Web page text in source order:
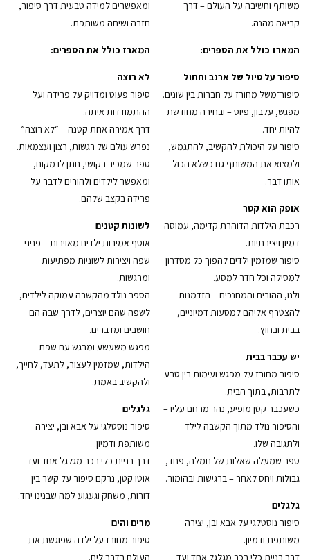
משותף וחשיבה על העולם – דרך
קריאה מהנה.
המארז כולל את הספרים:
סיפור על טיול של ארנב וחתול
סיפור־משל מחורז על חברות בין שונים.
מפגש, עלבון, פיוס – ובחירה מחודשת
להיות יחד.
סיפור על היכולת להקשיב, להתגמש,
ולמצוא את המשותף גם כשלא הכול
אותו דבר.
אופק הוא קטר
רכבת הילדות הדוהרת קדימה, עמוסה
דמיון ויצירתיות.
סיפור שמזמין ילדים להפוך כל מסדרון
למסילה וכל חדר למסע.
ולנו, ההורים והמחנכים – הזדמנות
להצטרף אליהם למסעות דמיוניים,
בבית ובחוץ.
יש עכבר בבית
סיפור מחורז על מפגש ועימות בין טבע
לתרבות, בתוך הבית.
כשעכבר קטן מופיע, נהר מרחם עליו –
והסיפור נולד מתוך הקשבה לילד
ולתגובה שלו.
ספר שמעלה שאלות של חמלה, פחד,
גבולות ויחס לאחר – ברגישות ובהומור.
גלגלים
סיפור נוסטלגי על אבא ובן, יצירה
משותפת ודמיון.
דרך בניית כלי רכב מגלגל אחד ועד
ומאפשרים למידה טבעית דרך סיפור,
חזרה ושיחה משותפת.
המארז כולל את הספרים:
לא רוצה
סיפור פעוט ומדויק על פרידה ועל
ההתמודדות איתה.
דרך אמירה אחת קטנה – “לא רוצה” –
נפרש עולם של רגשות, רצון ועצמאות.
ספר שמכיר בקושי, נותן לו מקום,
ומאפשר לילדים ולהורים לדבר על
פרידה בקצב שלהם.
לשונות קטנים
אוסף אמירות ילדים מאוירות – פניני
שפה ויצירות לשוניות מפתיעות
ומרגשות.
הספר נולד מהקשבה עמוקה לילדים,
לשפה שהם יוצרים, לדרך שבה הם
חושבים ומדברים.
מפגש משעשע ומרגש עם שפת
הילדות, שמזמין לעצור, לתעד, לחייך,
ולהקשיב באמת.
גלגלים
סיפור נוסטלגי על אבא ובן, יצירה
משותפת ודמיון.
דרך בניית כלי רכב מגלגל אחד ועד
אוטו קטן, נרקם סיפור על קשר בין
דורות, משחק וגעגוע למה שבנינו יחד.
מרים והים
סיפור מחורז על ילדה שפוגשת את
העולם בדרך לים.